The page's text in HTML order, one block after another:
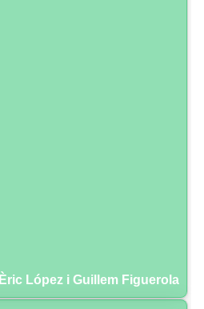
Èric López i Guillem Figuerola